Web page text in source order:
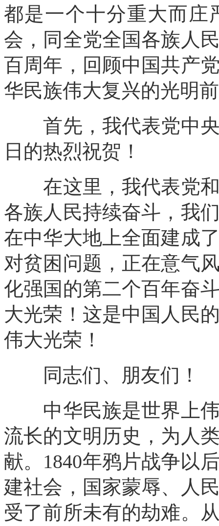
都是一个十分重大而庄
会，同全党全国各族人
百周年，回顾中国共产
华民族伟大复兴的光明
首先，我代表党中央
日的热烈祝贺！
在这里，我代表党和
各族人民持续奋斗，我
在中华大地上全面建成
对贫困问题，正在意气
化强国的第二个百年奋
大光荣！这是中国人民
伟大光荣！
同志们、朋友们！
中华民族是世界上伟
流长的文明历史，为人
献。1840年鸦片战争以
建社会，国家蒙辱、人
受了前所未有的劫难。